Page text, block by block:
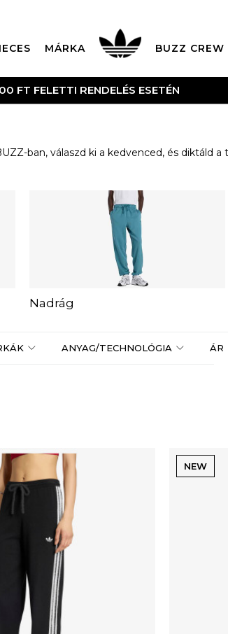
MÁRKA BUZZ CREW
ESETÉN
ban, válaszd ki a kedvenced, és diktáld a
Nadrág
ANYAG/TECHNOLÓGIA ÁR
NEW